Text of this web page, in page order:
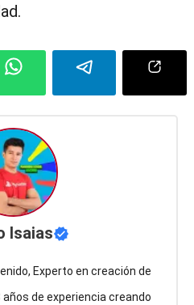
Isaias
Experto en creación de
de experiencia creando